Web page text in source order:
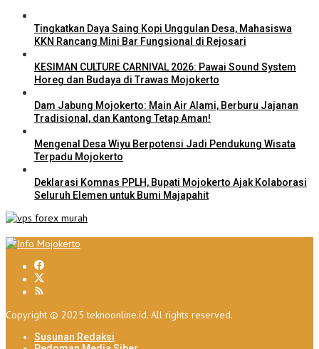
Tingkatkan Daya Saing Kopi Unggulan Desa, Mahasiswa
KKN Rancang Mini Bar Fungsional di Rejosari
KESIMAN CULTURE CARNIVAL 2026: Pawai Sound System
Horeg dan Budaya di Trawas Mojokerto
Dam Jabung Mojokerto: Main Air Alami, Berburu Jajanan
Tradisional, dan Kantong Tetap Aman!
Mengenal Desa Wiyu Berpotensi Jadi Pendukung Wisata
Terpadu Mojokerto
Deklarasi Komnas PPLH, Bupati Mojokerto Ajak Kolaborasi
Seluruh Elemen untuk Bumi Majapahit
Copyright © 2025 teknoonline.id. All rights reserved.
Susunan Redaksi